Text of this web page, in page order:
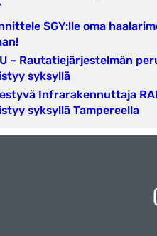
SGY:lle oma
– Rautatiejärjestelmän
syksyllä
Infrarakennuttaja
syksyllä Tampereella